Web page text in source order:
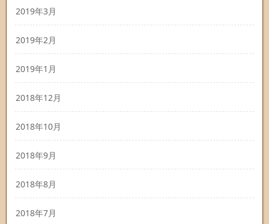
2019年3月
2019年2月
2019年1月
2018年12月
2018年10月
2018年9月
2018年8月
2018年7月